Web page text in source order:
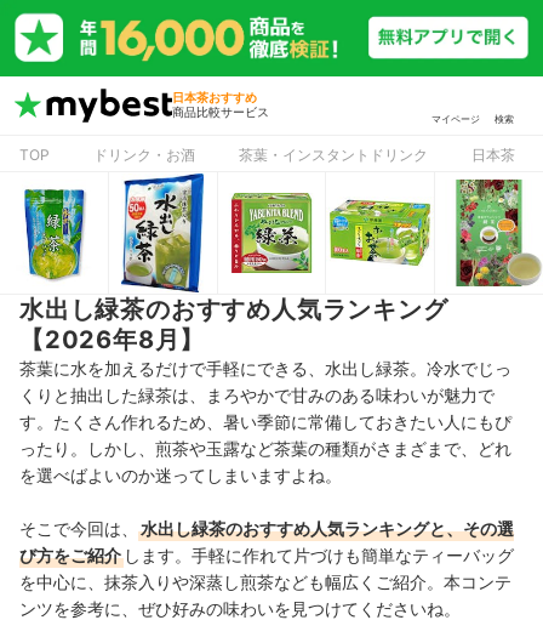
日本茶おすすめ
商品比較サービス
マイページ 検索
TOP ドリンク・お酒 茶葉・インスタントドリンク 日本茶
水出し緑茶のおすすめ人気ランキング
【2026年8月】
茶葉に水を加えるだけで手軽にできる、水出し緑茶。冷水でじっ
くりと抽出した緑茶は、まろやかで甘みのある味わいが魅力で
す。たくさん作れるため、暑い季節に常備しておきたい人にもぴ
ったり。しかし、煎茶や玉露など茶葉の種類がさまざまで、どれ
を選べばよいのか迷ってしまいますよね。
そこで今回は、
水出し緑茶のおすすめ人気ランキングと、その選
び方をご紹介 します。手軽に作れて片づけも簡単なティーバッグ
を中心に、抹茶入りや深蒸し煎茶なども幅広くご紹介。本コンテ
ンツを参考に、ぜひ好みの味わいを見つけてくださいね。